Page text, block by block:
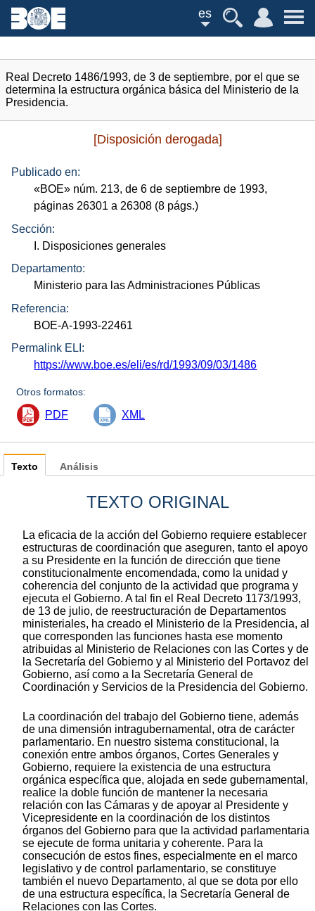
es
Real Decreto 1486/1993, de 3 de septiembre, por el que se
determina la estructura orgánica básica del Ministerio de la
Presidencia.
[Disposición derogada]
Publicado en:
«BOE» núm. 213, de 6 de septiembre de 1993,
páginas 26301 a 26308 (8 págs.)
Sección:
I. Disposiciones generales
Departamento:
Ministerio para las Administraciones Públicas
Referencia:
BOE-A-1993-22461
Permalink ELI:
https://www.boe.es/eli/es/rd/1993/09/03/1486
Otros formatos:
PDF XML
Texto
TEXTO ORIGINAL
La eficacia de la acción del Gobierno requiere establecer
estructuras de coordinación que aseguren, tanto el apoyo
a su Presidente en la función de dirección que tiene
constitucionalmente encomendada, como la unidad y
coherencia del conjunto de la actividad que programa y
ejecuta el Gobierno. A tal fin el Real Decreto 1173/1993,
de 13 de julio, de reestructuración de Departamentos
ministeriales, ha creado el Ministerio de la Presidencia, al
que corresponden las funciones hasta ese momento
atribuidas al Ministerio de Relaciones con las Cortes y de
la Secretaría del Gobierno y al Ministerio del Portavoz del
Gobierno, así como a la Secretaría General de
Coordinación y Servicios de la Presidencia del Gobierno.
La coordinación del trabajo del Gobierno tiene, además
de una dimensión intragubernamental, otra de carácter
parlamentario. En nuestro sistema constitucional, la
conexión entre ambos órganos, Cortes Generales y
Gobierno, requiere la existencia de una estructura
orgánica específica que, alojada en sede gubernamental,
realice la doble función de mantener la necesaria
relación con las Cámaras y de apoyar al Presidente y
Vicepresidente en la coordinación de los distintos
órganos del Gobierno para que la actividad parlamentaria
se ejecute de forma unitaria y coherente. Para la
consecución de estos fines, especialmente en el marco
legislativo y de control parlamentario, se constituye
también el nuevo Departamento, al que se dota por ello
de una estructura específica, la Secretaría General de
Relaciones con las Cortes.
Análisis